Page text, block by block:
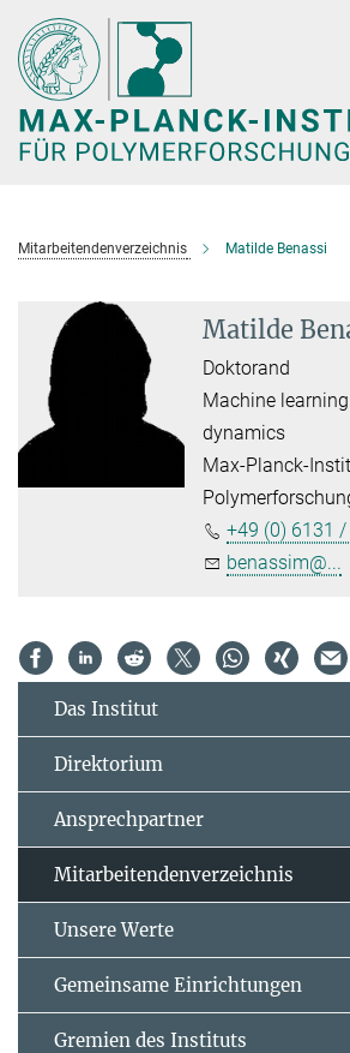
Hauptinhalt
Mitarbeitendenverzeichnis Matilde Benassi
Matilde
Doktorand
Machine
dynamics
Max-Planck-
+49 (0) 6131
benassim@...
Das Institut
Direktorium
Ansprechpartner
Mitarbeitendenverzeichnis
Unsere Werte
Gemeinsame Einrichtungen
Gremien des Instituts